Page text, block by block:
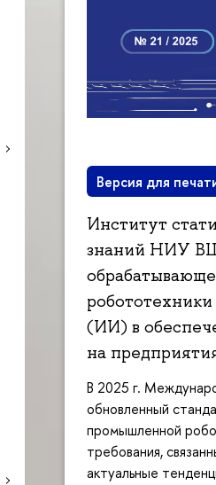
Версия для
Институт
знаний НИУ
(ИИ) в
на
В 2025 г.
обновленный
промышленной
требования,
актуальные